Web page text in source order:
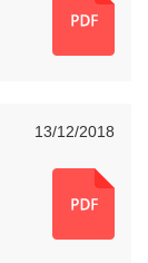
13/12/2018